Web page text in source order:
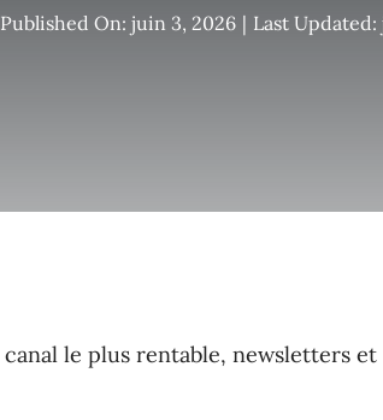
Published On: juin 3, 2026 | Last